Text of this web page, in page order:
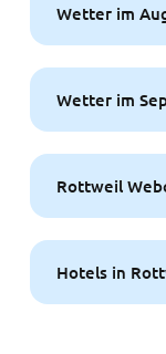
Wetter im
Wetter im
Rottweil
Hotels in